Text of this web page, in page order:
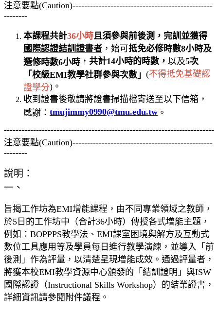
注意要點(Caution)------------------------------------------------
--------
本課程共計36小時且須參與前後測，完訓並獲得
國際認證結訓證書者 ，始可 抵免必修時數8小時及
選修時數6小時 ， 共計14小時的時數， 以及5次
「校級EMI教學社群參與次數」 (不得抵免基礎認
證學分)。
收到證書後敬請將證書掃描檔寄送至以下信箱，
感謝： tmujimmy0990@tmu.edu.tw 。
------------------------------------------------------------------------
注意要點(Caution)------------------------------------------------
--------
說明：
一、
旨揭工作坊為EMI增能課程，由不同專業領域之教師，
於5日的工作坊中（合計36小時）傳授各式增能主題，
例如：BOPPPS教學法、EMI課室困境與解方及互動式
數位工具應用等及學員每日進行教學演練，並導入「前
後測」作為評量，以清楚呈現增能成效。通過評量者，
將獲本校EMI教學資源中心頒發的「結訓證明」與ISW
國際認證（Instructional Skills Workshop）的結業證書，
詳細資訊請參閱附件議程。